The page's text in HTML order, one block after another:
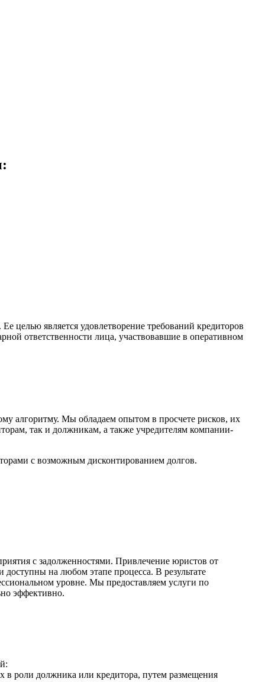
целью является удовлетворение требований кредиторов
ответственности лица, участвовавшие в оперативном
алгоритму. Мы обладаем опытом в просчете рисков, их
так и должникам, а также учредителям компании-
с возможным дисконтированием долгов.
с задолженностями. Привлечение юристов от
на любом этапе процесса. В результате
уровне. Мы предоставляем услуги по
эффективно.
в роли должника или кредитора, путем размещения